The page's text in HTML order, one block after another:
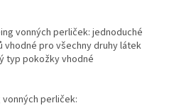
vonných perliček: jednoduché
vhodné pro všechny druhy látek
typ pokožky vhodné
perliček: